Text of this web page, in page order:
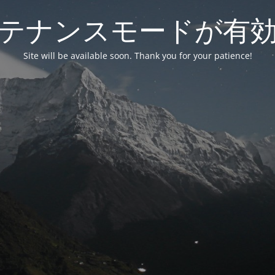
ナンスモードが有
Site will be available soon. Thank you for your patience!